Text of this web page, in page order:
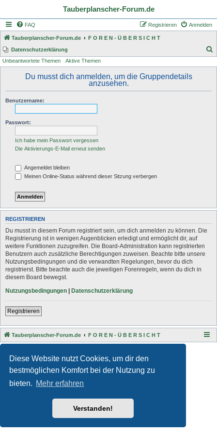
Diese Website nutzt Cookies, um dir den
bestmöglichen Komfort bei der Nutzung zu
bieten. Mehr erfahren
Verstanden!
Tauberplanscher-Forum.de
FAQ Anmelden
Registrieren
Tauberplanscher-Forum.de
F O R E N - Ü B E R S I C H T
Datenschutzerklärung
Unbeantwortete Themen Aktive Themen
Du musst dich anmelden, um die Gruppendetails
anzusehen.
Benutzername:
Passwort:
Ich habe mein Passwort vergessen
Die Aktivierungs-E-Mail erneut senden
Angemeldet bleiben
Meinen Online-Status während dieser Sitzung verbergen
REGISTRIEREN
Du musst in diesem Forum registriert sein, um dich anmelden zu können. Die
Registrierung ist in wenigen Augenblicken erledigt und ermöglicht dir, auf
weitere Funktionen zuzugreifen. Die Board-Administration kann registrierten
Benutzern auch zusätzliche Berechtigungen zuweisen. Beachte bitte unsere
Nutzungsbedingungen und die verwandten Regelungen, bevor du dich
registrierst. Bitte beachte auch die jeweiligen Forenregeln, wenn du dich in
diesem Board bewegst.
Nutzungsbedingungen | Datenschutzerklärung
Registrieren
Tauberplanscher-Forum.de F O R E N - Ü B E R S I C H T
Powered byphpBB® Forum Software © phpBB Limited
Datenschutz|Nutzungsbedingungen